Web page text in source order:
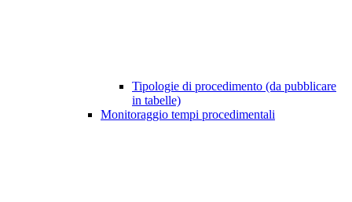
Tipologie di procedimento (da pubblicare
in tabelle)
Monitoraggio tempi procedimentali